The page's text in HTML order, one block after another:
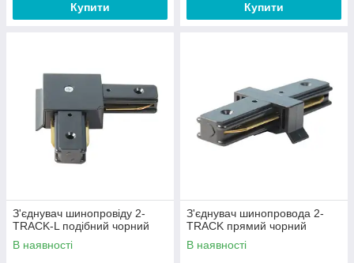
Купити Купити
З'єднувач шинопровіду 2-
TRACK-L подібний чорний
В наявності
З'єднувач шинопровода 2-
TRACK прямий чорний
В наявності